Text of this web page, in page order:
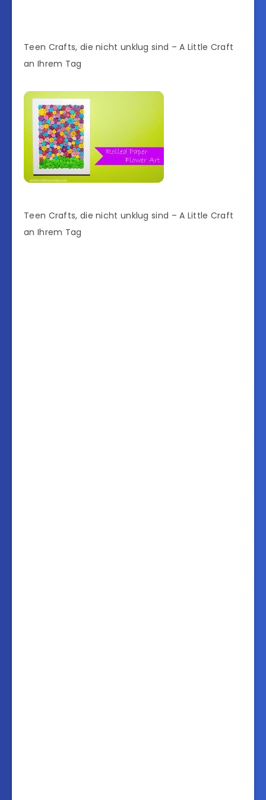
Teen Crafts, die nicht unklug sind – A Little Craft
an Ihrem Tag
Teen Crafts, die nicht unklug sind – A Little Craft
an Ihrem Tag